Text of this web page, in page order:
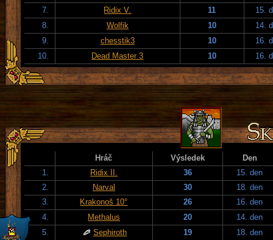
7.
Ridix V. 11
15.
8.
Wolfik 10
14.
9.
chesstik3 10
16.
10.
Dead Master 3 10 16.
Hráč Výsledek
Den
1.
Ridix II. 36
15. den
2.
Narval 30
18. den
3.
Krakonoš 10° 26
16. den
4.
Methalus 20
14. den
5.
Sephiroth 19
18. den